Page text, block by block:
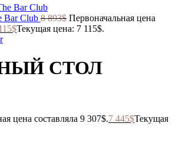
Club 8 893$ Первоначальная цена
$Текущая цена: 7 115$.
СТОЛ
цена составляла 9 307$.7 445$Текущая